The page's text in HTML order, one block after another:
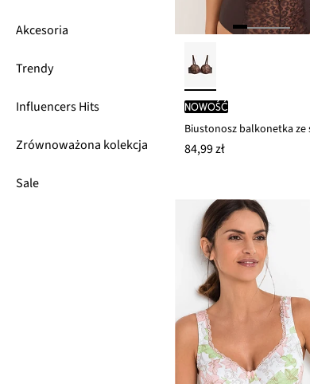
Akcesoria
Trendy
Influencers Hits
Zrównoważona kolekcja
Sale
nowość
84,99 zł